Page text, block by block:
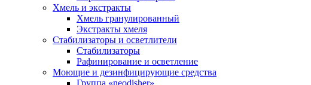
Хмель и экстракты
Хмель гранулированный
Экстракты хмеля
Cтабилизаторы и осветлители
Стабилизаторы
Рафинирование и осветление
Моющие и дезинфицирующие средства
Группа «neodisher»